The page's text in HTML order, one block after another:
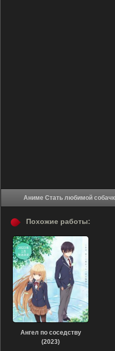
Похожие работы:
Ангел по соседству
(2023)